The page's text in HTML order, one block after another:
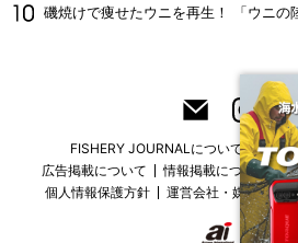
磯焼けで痩せたウニを再生！ 「ウニの
FISHERY JOURNALについて
フリ
広告掲載について
情報掲載について
個人情報保護方針
運営会社・媒体一覧